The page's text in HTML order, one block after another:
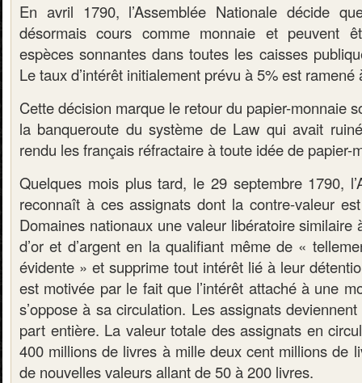
En avril 1790, l’Assemblée Nationale décide
désormais cours comme monnaie et peuvent
espèces sonnantes dans toutes les caisses
Le taux d’intérêt initialement prévu à 5% est ramené
Cette décision marque le retour du papier-monnaie
la banqueroute du système de Law qui avait
rendu les français réfractaire à toute idée de papier-
Quelques mois plus tard, le 29 septembre 1790,
reconnaît à ces assignats dont la contre-valeur
Domaines nationaux une valeur libératoire similaire
d’or et d’argent en la qualifiant même de «
évidente » et supprime tout intérêt lié à leur
est motivée par le fait que l’intérêt attaché à une
s’oppose à sa circulation. Les assignats
part entière. La valeur totale des assignats en
400 millions de livres à mille deux cent millions de
de nouvelles valeurs allant de 50 à 200 livres.